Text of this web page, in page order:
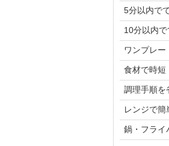
5分以内で
10分以内で
ワンプレー
食材で時短
調理手順を
レンジで簡
鍋・フライ